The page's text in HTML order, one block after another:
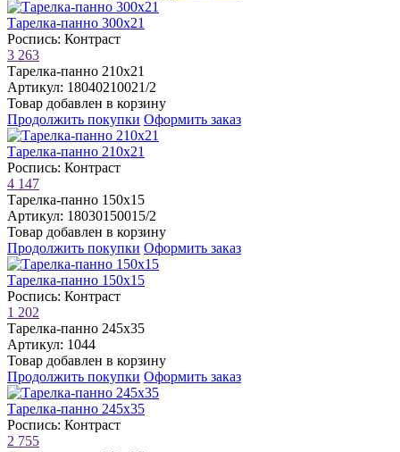
Тарелка-панно 300х21
Роспись: Контраст
3 263
Тарелка-панно 210х21
Артикул: 18040210021/2
Товар добавлен в корзину
Продолжить покупки Оформить заказ
Тарелка-панно 210х21
Роспись: Контраст
4 147
Тарелка-панно 150х15
Артикул: 18030150015/2
Товар добавлен в корзину
Продолжить покупки Оформить заказ
Тарелка-панно 150х15
Роспись: Контраст
1 202
Тарелка-панно 245х35
Артикул: 1044
Товар добавлен в корзину
Продолжить покупки Оформить заказ
Тарелка-панно 245х35
Роспись: Контраст
2 755